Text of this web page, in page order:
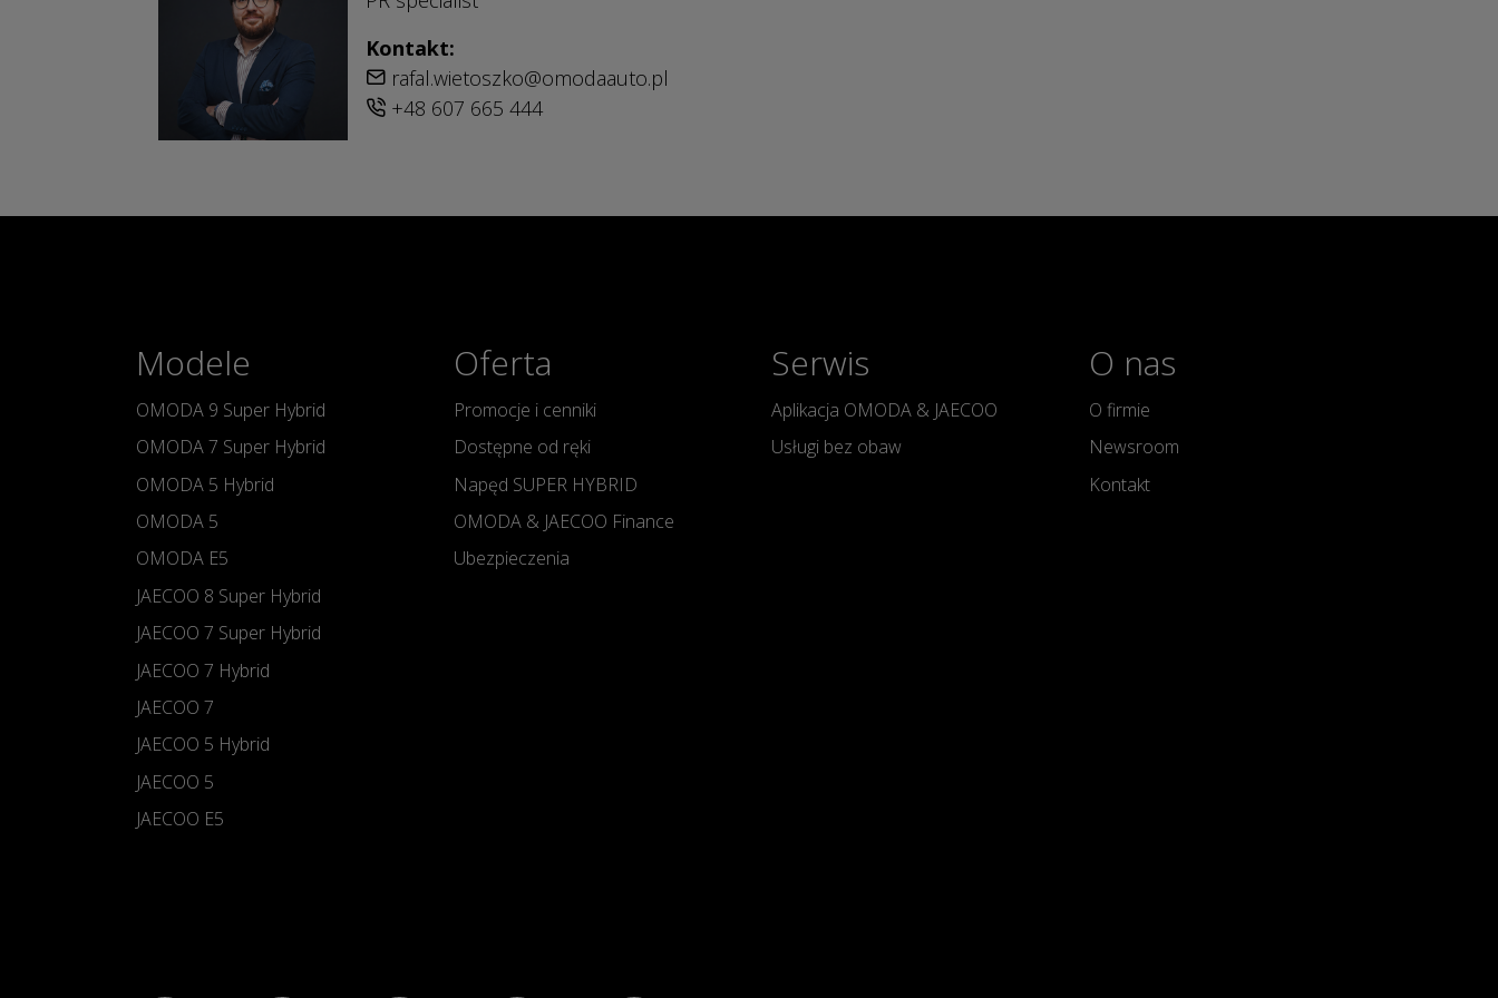
Kontakt:
rafal.wietoszko@omodaauto.pl
+48 607 665 444
Modele
OMODA 9 Super Hybrid
OMODA 7 Super Hybrid
OMODA 5 Hybrid
OMODA 5
OMODA E5
JAECOO 8 Super Hybrid
JAECOO 7 Super Hybrid
JAECOO 7 Hybrid
JAECOO 7
JAECOO 5 Hybrid
JAECOO 5
JAECOO E5
Oferta
Promocje i cenniki
Dostępne od ręki
Napęd SUPER HYBRID
OMODA & JAECOO Finance
Ubezpieczenia
Serwis
Aplikacja OMODA & JAECOO
Usługi bez obaw
O nas
O firmie
Newsroom
Kontakt